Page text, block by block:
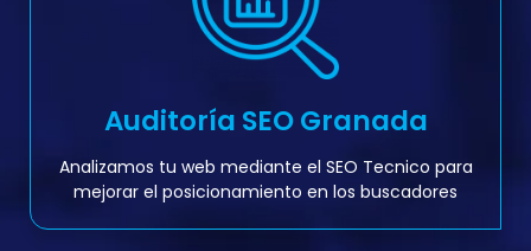
Auditoría SEO Granada
Analizamos tu web mediante el SEO Tecnico para
mejorar el posicionamiento en los buscadores